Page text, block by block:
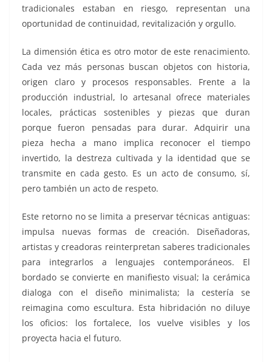
tradicionales estaban en riesgo, representan una
oportunidad de continuidad, revitalización y orgullo.
La dimensión ética es otro motor de este renacimiento.
Cada vez más personas buscan objetos con historia,
origen claro y procesos responsables. Frente a la
producción industrial, lo artesanal ofrece materiales
locales, prácticas sostenibles y piezas que duran
porque fueron pensadas para durar. Adquirir una
pieza hecha a mano implica reconocer el tiempo
invertido, la destreza cultivada y la identidad que se
transmite en cada gesto. Es un acto de consumo, sí,
pero también un acto de respeto.
Este retorno no se limita a preservar técnicas antiguas:
impulsa nuevas formas de creación. Diseñadoras,
artistas y creadoras reinterpretan saberes tradicionales
para integrarlos a lenguajes contemporáneos. El
bordado se convierte en manifiesto visual; la cerámica
dialoga con el diseño minimalista; la cestería se
reimagina como escultura. Esta hibridación no diluye
los oficios: los fortalece, los vuelve visibles y los
proyecta hacia el futuro.